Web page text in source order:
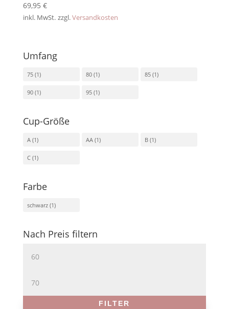
69,95 €
inkl. MwSt. zzgl.Versandkosten
Umfang
75 (1) 80 (1) 85 (1)
90 (1) 95 (1)
Cup-Größe
A (1) AA (1) B (1)
C (1)
Farbe
schwarz (1)
Nach Preis filtern
FILTER